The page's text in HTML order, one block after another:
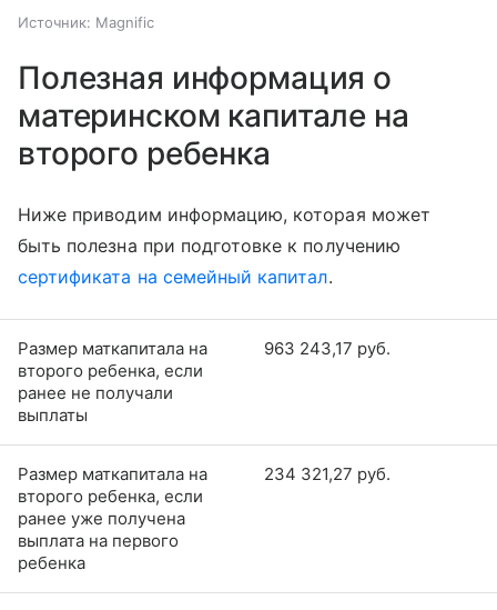
Источник: Magnific
Полезная информация о
материнском капитале на
второго ребенка
Ниже приводим информацию, которая может
быть полезна при подготовке к получению
сертификата на семейный капитал.
Размер маткапитала на
второго ребенка, если
ранее не получали
выплаты
963 243,17 руб.
Размер маткапитала на
второго ребенка, если
ранее уже получена
выплата на первого
ребенка
234 321,27 руб.